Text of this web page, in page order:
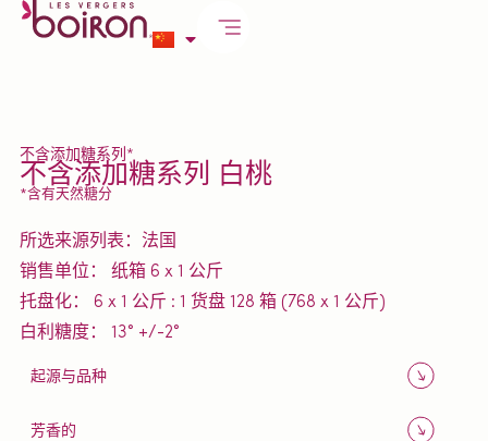
不含添加糖系列*
不含添加糖系列 白桃
*含有天然糖分
所选来源列表： 法国
销售单位：
纸箱 6 x 1 公斤
托盘化：
6 x 1 公斤 : 1 货盘 128 箱 (768 x 1 公斤)
白利糖度：
13° +/-2°
起源与品种
芳香的